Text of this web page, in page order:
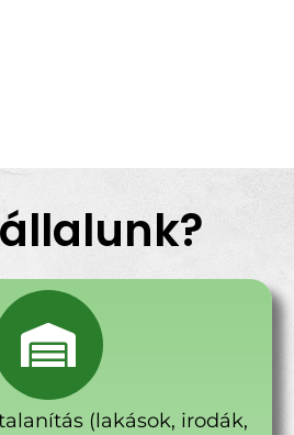
(lakások, irodák,